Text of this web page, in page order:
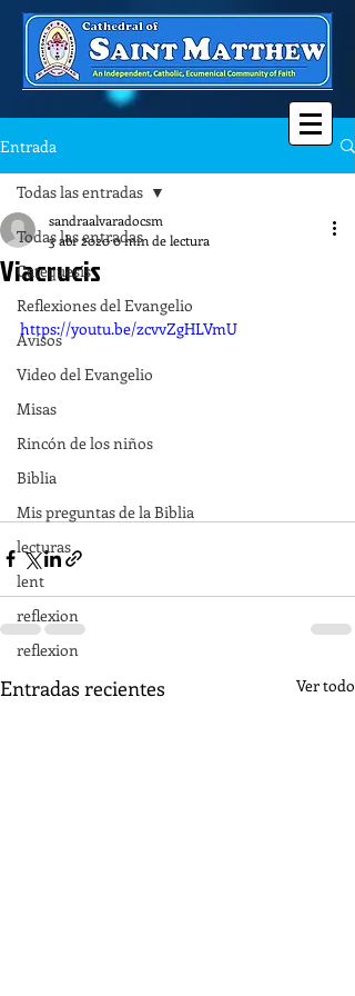
Entrada
Todas las entradas
Catequesis
Reflexiones del Evangelio
Avisos
Video del Evangelio
Misas
Rincón de los niños
Biblia
Mis preguntas de la Biblia
lecturas
lent
reflexion
reflexion
Todas las entradas
Viacrucis
sandraalvaradocsm
3 abr 20200 min de lectura
https://youtu.be/zcvvZgHLVmU
Entradas recientes Ver todo